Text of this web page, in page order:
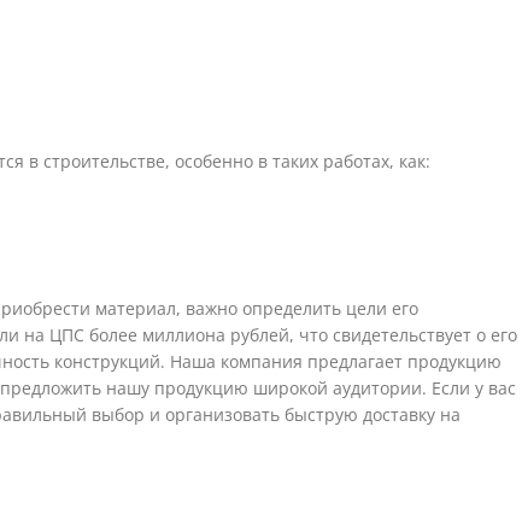
строительстве, особенно в таких работах, как:
материал, важно определить цели его
на ЦПС более миллиона рублей, что свидетельствует о его
конструкций. Наша компания предлагает продукцию
нашу продукцию широкой аудитории. Если у вас
выбор и организовать быструю доставку на